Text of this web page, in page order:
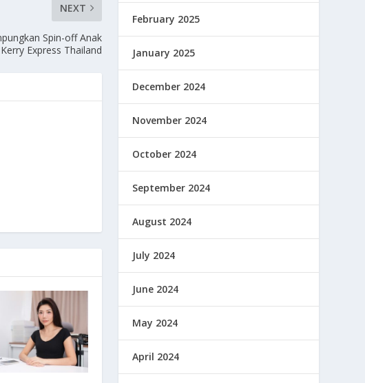
NEXT
Spin-off Anak
Express Thailand
February 2025
January 2025
December 2024
November 2024
October 2024
September 2024
August 2024
July 2024
June 2024
May 2024
April 2024